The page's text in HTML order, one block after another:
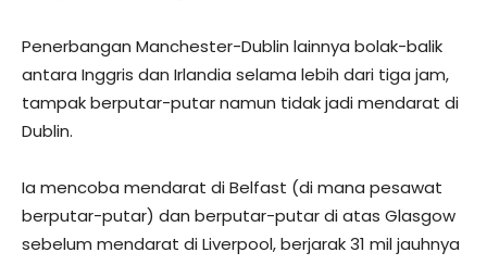
Penerbangan Manchester-Dublin lainnya bolak-balik
antara Inggris dan Irlandia selama lebih dari tiga jam,
tampak berputar-putar namun tidak jadi mendarat di
Dublin.
Ia mencoba mendarat di Belfast (di mana pesawat
berputar-putar) dan berputar-putar di atas Glasgow
sebelum mendarat di Liverpool, berjarak 31 mil jauhnya